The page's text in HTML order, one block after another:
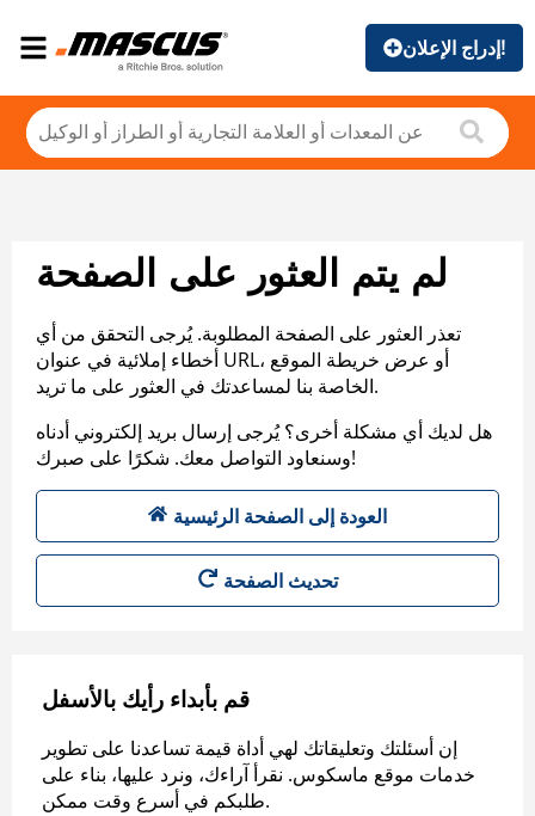
إدراج الإعلان!
لم يتم العثور على الصفحة
تعذر العثور على الصفحة المطلوبة. يُرجى التحقق من أي
أخطاء إملائية في عنوان URL، أو عرض خريطة الموقع
الخاصة بنا لمساعدتك في العثور على ما تريد.
هل لديك أي مشكلة أخرى؟ يُرجى إرسال بريد إلكتروني أدناه
وسنعاود التواصل معك. شكرًا على صبرك!
العودة إلى الصفحة الرئيسية
تحديث الصفحة
قم بأبداء رأيك بالأسفل
إن أسئلتك وتعليقاتك لهي أداة قيمة تساعدنا على تطوير
خدمات موقع ماسكوس. نقرأ آراءك، ونرد عليها، بناء على
طلبكم في أسرع وقت ممكن.